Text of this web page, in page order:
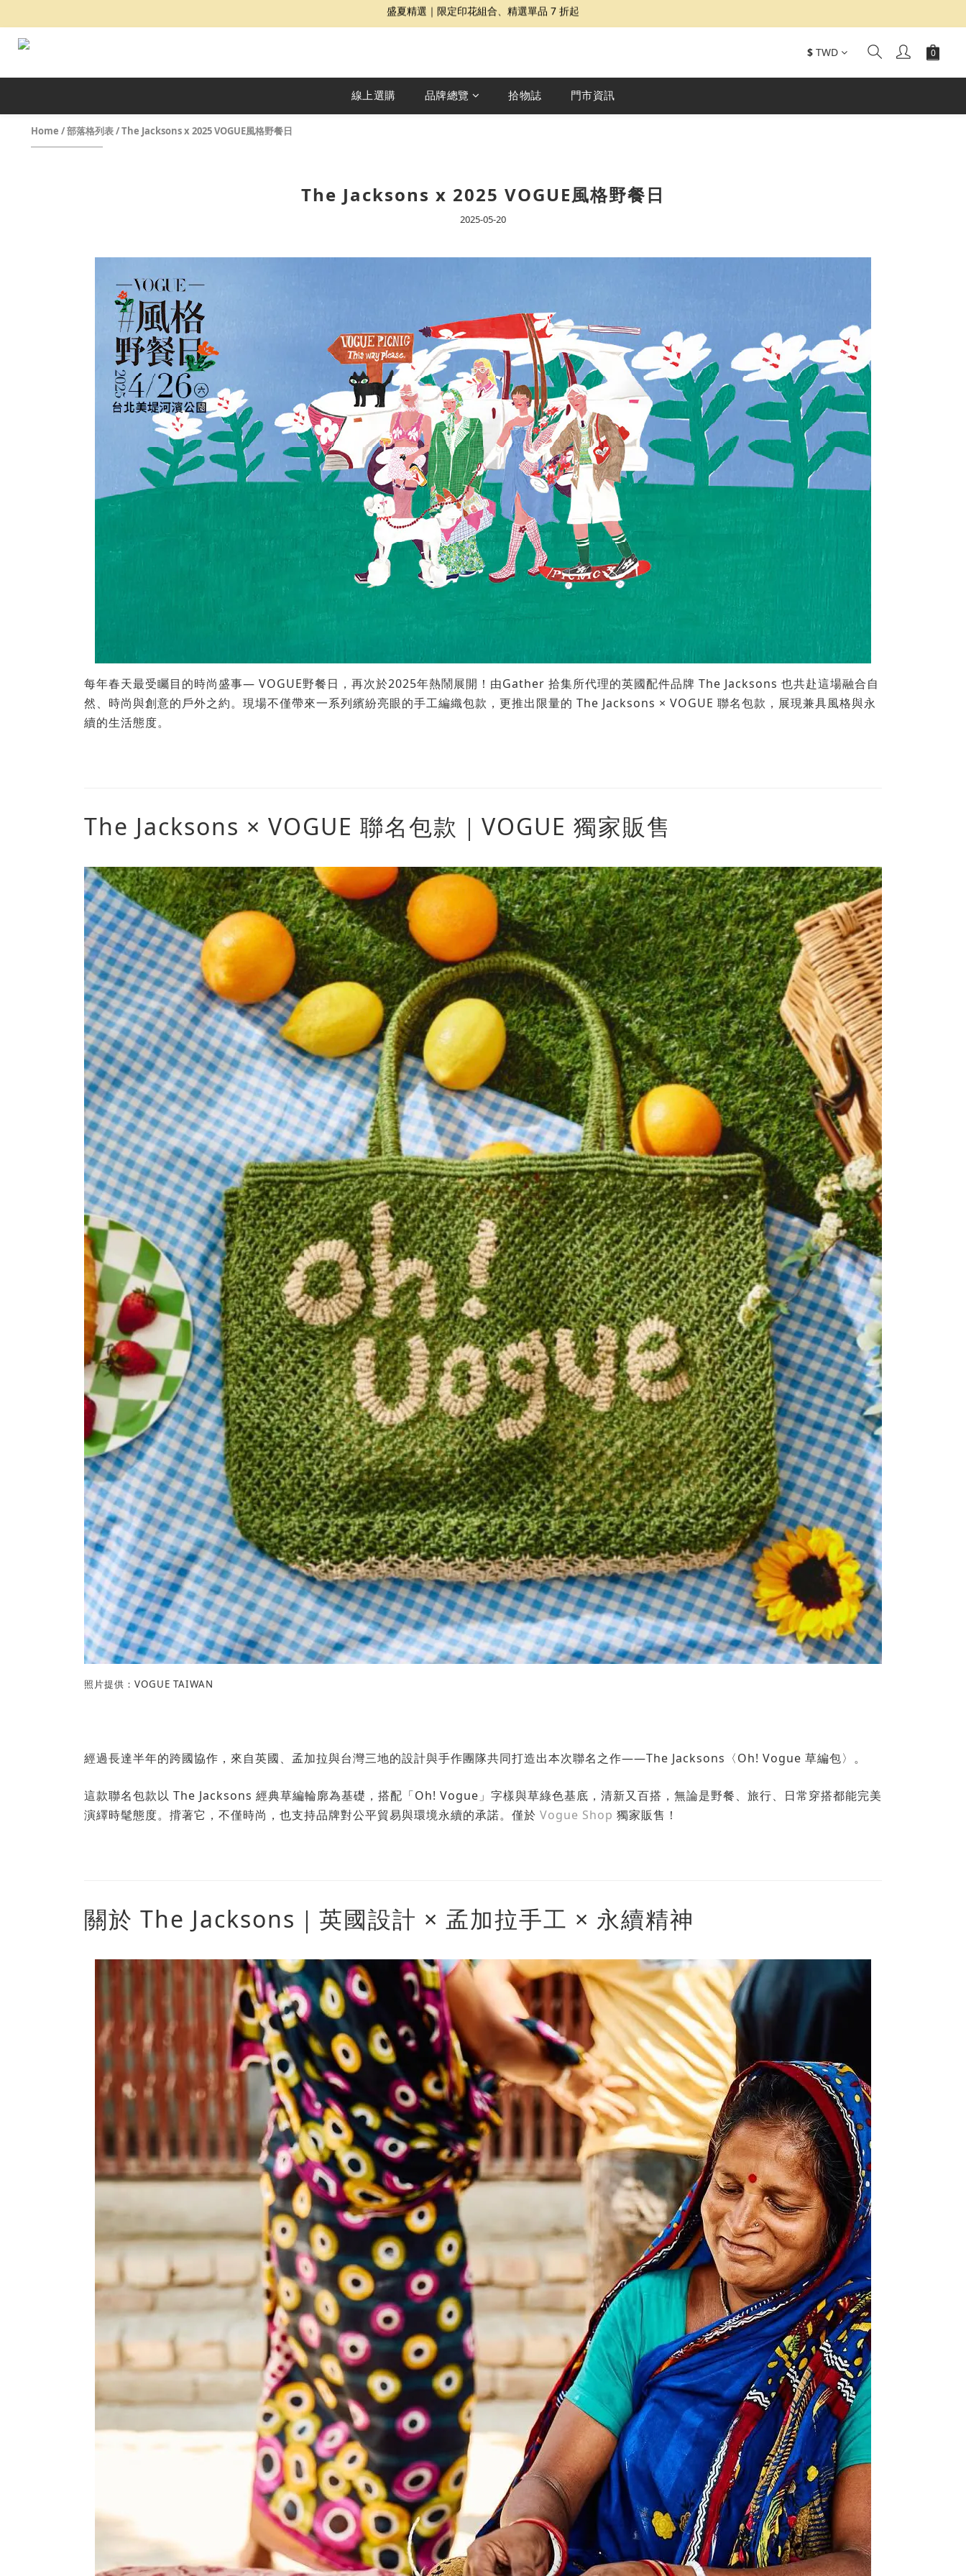
夏日提案 3 件再 8 折｜三種夏日風格一次收藏
Dragon Diffusion 年度預購會展開｜7/30-8/30
$ TWD
線上選購 品牌總覽 拾物誌 門市資訊
Home /部落格列表/The Jacksons x 2025 VOGUE風格野餐日
The Jacksons x 2025 VOGUE風格野餐日
2025-05-20
每年春天最受矚目的時尚盛事— VOGUE野餐日，再次於2025年熱鬧展開！由Gather 拾集所代理的英國配件品牌 The Jacksons 也共赴這場融合自
然、時尚與創意的戶外之約。現場不僅帶來一系列繽紛亮眼的手工編織包款，更推出限量的 The Jacksons × VOGUE 聯名包款，展現兼具風格與永
續的生活態度。
The Jacksons × VOGUE 聯名包款｜VOGUE 獨家販售
照片提供： VOGUE TAIWAN
經過長達半年的跨國協作，來自英國、孟加拉與台灣三地的設計與手作團隊共同打造出本次聯名之作——The Jacksons〈Oh! Vogue 草編包〉。
這款聯名包款以 The Jacksons 經典草編輪廓為基礎，搭配「Oh! Vogue」字樣與草綠色基底，清新又百搭，無論是野餐、旅行、日常穿搭都能完美
演繹時髦態度。揹著它，不僅時尚，也支持品牌對公平貿易與環境永續的承諾。僅於 Vogue Shop 獨家販售！
關於 The Jacksons｜英國設計 × 孟加拉手工 × 永續精神